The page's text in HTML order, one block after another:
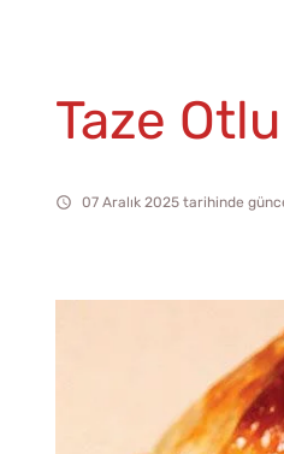
Taze
07 Aralık 2025 tarihinde